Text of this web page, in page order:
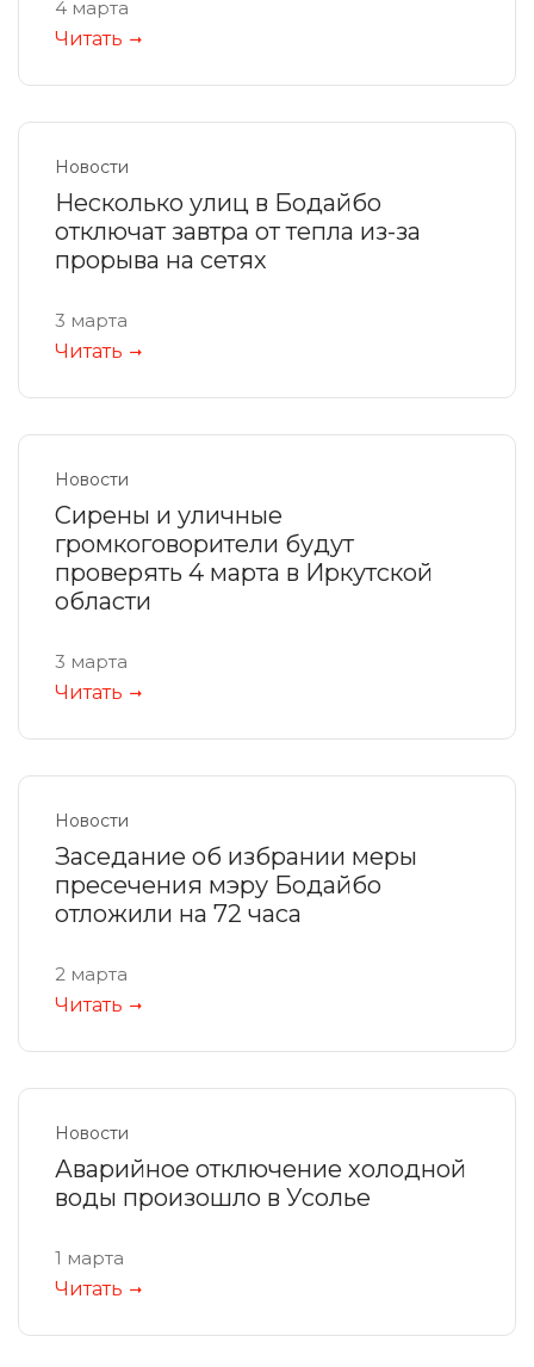
4 марта
Читать
Новости
Несколько улиц в Бодайбо
отключат завтра от тепла из-за
прорыва на сетях
3 марта
Читать
Новости
Сирены и уличные
громкоговорители будут
проверять 4 марта в Иркутской
области
3 марта
Читать
Новости
Заседание об избрании меры
пресечения мэру Бодайбо
отложили на 72 часа
2 марта
Читать
Новости
Аварийное отключение холодной
воды произошло в Усолье
1 марта
Читать